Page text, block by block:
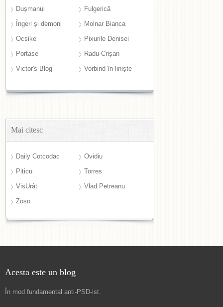
Dușmanul
Fulgerică
Îngeri și demoni
Molnar Bianca
Ocsike
Pixurile Denisei
Portase
Radu Crișan
Victor's Blog
Vorbind în liniște
Mai citesc
Daily Cotcodac
Ovidiu
Piticu
Torres
VisUrât
Vlad Petreanu
Zoso
Acesta este un blog
În mod fundamental anti-PSD-ist.